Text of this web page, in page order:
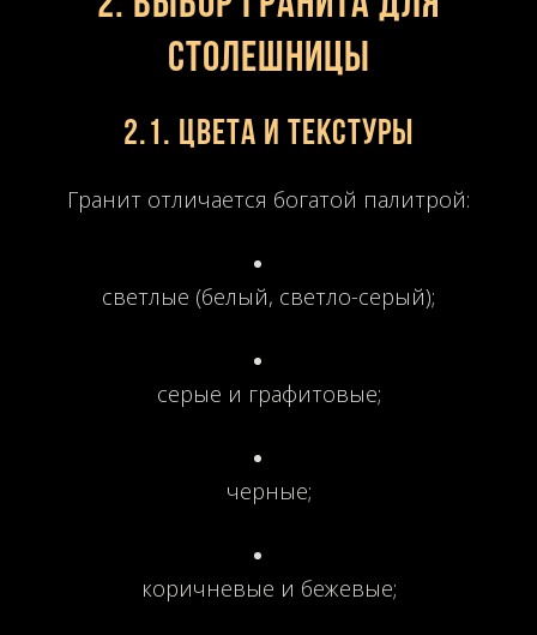
столешницы
2.1. Цвета и текстуры
Гранит отличается богатой палитрой:
светлые (белый, светло-серый);
серые и графитовые;
черные;
коричневые и бежевые;